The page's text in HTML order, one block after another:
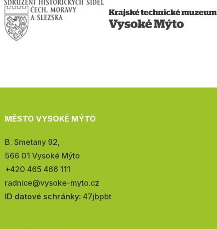
MĚSTO VYSOKÉ MÝTO
Adresa:
B. Smetany 92,
566 01 Vysoké Mýto
Telefon:
+420 465 466 111
E-
mail:
radnice@vysoke-myto.cz
ID datové schránky: 47jbpbt